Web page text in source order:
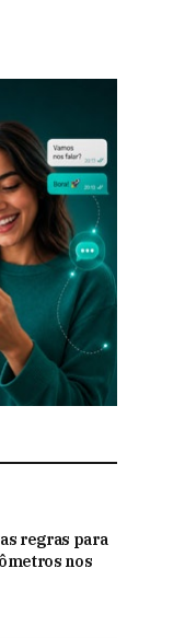
regras para
nos